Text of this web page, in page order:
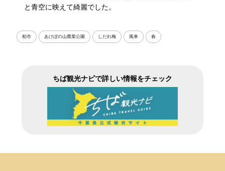
と青空に映えて綺麗でした。
柏市 あけぼの山農業公園 しだれ梅 風車 春
ちば観光ナビで詳しい情報をチェック